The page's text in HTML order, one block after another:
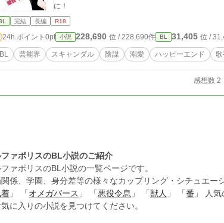
に！
完結 長編 R18
24h.ポイント 0pt 小説 228,690 位 / 228,690件 BL 31,405 位 /
BL 芸能界 スキャンダル 陰謀 溺愛 ハッピーエンド
感想数 2
ァポリスのBL小説のご紹介
ァポリスのBL小説の一覧ページです。
係、学園、身分差等の様々なカップリング・シチュエー
」 「 オメガバース 」 「 悪役令息 」 「 獣人 」 「 番 」 人
に入りの小説を見つけてください。